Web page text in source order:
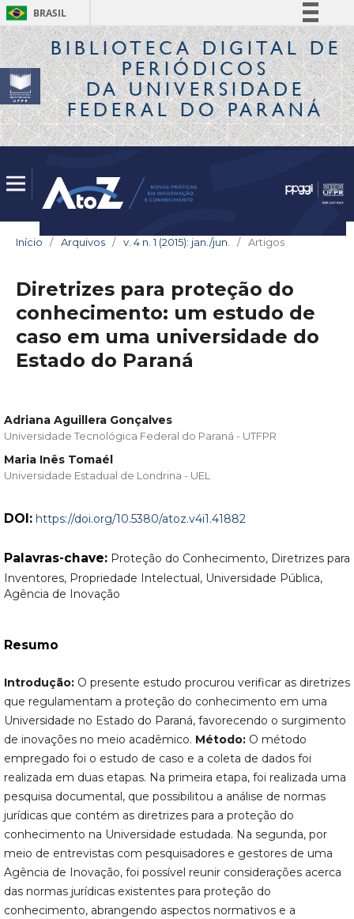
BRASIL
Simplifique!
Comunica BR
Participe
Acesso à informação
Legislação
BIBLIOTECA DIGITALDE
PERIÓDICOS
DA UNIVERSIDADE
FEDERAL DO PARANÁ
Início / Arquivos / v. 4 n. 1 (2015): jan./jun. / Artigos
Diretrizes para proteção do
conhecimento: um estudo de
caso em uma universidade do
Estado do Paraná
Adriana Aguillera Gonçalves
Universidade Tecnológica Federal do Paraná - UTFPR
Maria Inês Tomaél
Universidade Estadual de Londrina - UEL
DOI: https://doi.org/10.5380/atoz.v4i1.41882
Palavras-chave: Proteção do Conhecimento, Diretrizes para
Inventores, Propriedade Intelectual, Universidade Pública,
Agência de Inovação
Resumo
Introdução:O presente estudo procurou verificar as diretrizes
que regulamentam a proteção do conhecimento em uma
Universidade no Estado do Paraná, favorecendo o surgimento
de inovações no meio acadêmico. Método: O método
empregado foi o estudo de caso e a coleta de dados foi
realizada em duas etapas. Na primeira etapa, foi realizada uma
pesquisa documental, que possibilitou a análise de normas
jurídicas que contém as diretrizes para a proteção do
conhecimento na Universidade estudada. Na segunda, por
meio de entrevistas com pesquisadores e gestores de uma
Agência de Inovação, foi possível reunir considerações acerca
das normas jurídicas existentes para proteção do
conhecimento, abrangendo aspectos normativos e a